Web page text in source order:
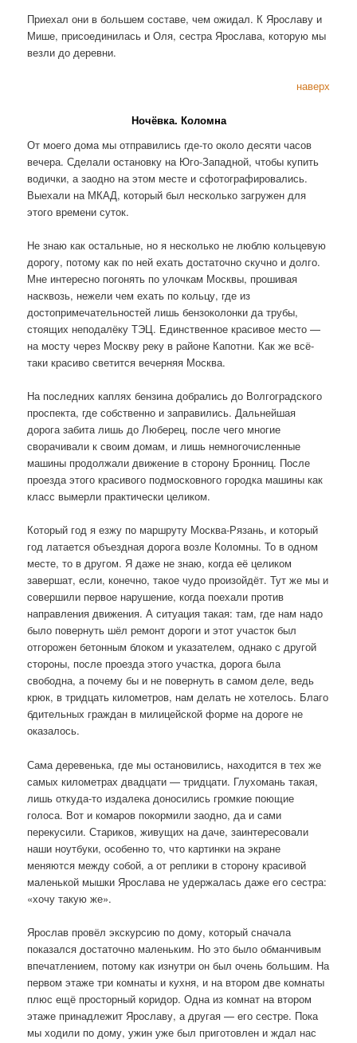
Приехал они в большем составе, чем ожидал. К Ярославу и
Мише, присоединилась и Оля, сестра Ярослава, которую мы
везли до деревни.
наверх
Ночёвка. Коломна
От моего дома мы отправились где-то около десяти часов
вечера. Сделали остановку на Юго-Западной, чтобы купить
водички, а заодно на этом месте и сфотографировались.
Выехали на МКАД, который был несколько загружен для
этого времени суток.
Не знаю как остальные, но я несколько не люблю кольцевую
дорогу, потому как по ней ехать достаточно скучно и долго.
Мне интересно погонять по улочкам Москвы, прошивая
насквозь, нежели чем ехать по кольцу, где из
достопримечательностей лишь бензоколонки да трубы,
стоящих неподалёку ТЭЦ. Единственное красивое место —
на мосту через Москву реку в районе Капотни. Как же всё-
таки красиво светится вечерняя Москва.
На последних каплях бензина добрались до Волгоградского
проспекта, где собственно и заправились. Дальнейшая
дорога забита лишь до Люберец, после чего многие
сворачивали к своим домам, и лишь немногочисленные
машины продолжали движение в сторону Бронниц. После
проезда этого красивого подмосковного городка машины как
класс вымерли практически целиком.
Который год я езжу по маршруту Москва-Рязань, и который
год латается объездная дорога возле Коломны. То в одном
месте, то в другом. Я даже не знаю, когда её целиком
завершат, если, конечно, такое чудо произойдёт. Тут же мы и
совершили первое нарушение, когда поехали против
направления движения. А ситуация такая: там, где нам надо
было повернуть шёл ремонт дороги и этот участок был
отгорожен бетонным блоком и указателем, однако с другой
стороны, после проезда этого участка, дорога была
свободна, а почему бы и не повернуть в самом деле, ведь
крюк, в тридцать километров, нам делать не хотелось. Благо
бдительных граждан в милицейской форме на дороге не
оказалось.
Сама деревенька, где мы остановились, находится в тех же
самых километрах двадцати — тридцати. Глухомань такая,
лишь откуда-то издалека доносились громкие поющие
голоса. Вот и комаров покормили заодно, да и сами
перекусили. Стариков, живущих на даче, заинтересовали
наши ноутбуки, особенно то, что картинки на экране
меняются между собой, а от реплики в сторону красивой
маленькой мышки Ярослава не удержалась даже его сестра:
«хочу такую же».
Ярослав провёл экскурсию по дому, который сначала
показался достаточно маленьким. Но это было обманчивым
впечатлением, потому как изнутри он был очень большим. На
первом этаже три комнаты и кухня, и на втором две комнаты
плюс ещё просторный коридор. Одна из комнат на втором
этаже принадлежит Ярославу, а другая — его сестре. Пока
мы ходили по дому, ужин уже был приготовлен и ждал нас